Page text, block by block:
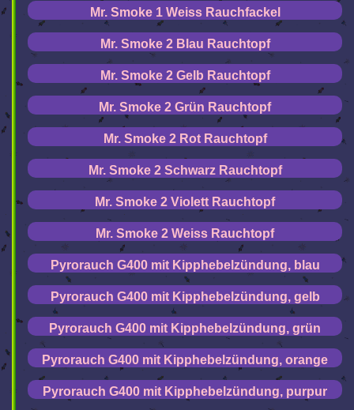
Mr. Smoke 1 Weiss Rauchfackel
Mr. Smoke 2 Blau Rauchtopf
Mr. Smoke 2 Gelb Rauchtopf
Mr. Smoke 2 Grün Rauchtopf
Mr. Smoke 2 Rot Rauchtopf
Mr. Smoke 2 Schwarz Rauchtopf
Mr. Smoke 2 Violett Rauchtopf
Mr. Smoke 2 Weiss Rauchtopf
Pyrorauch G400 mit Kipphebelzündung, blau
Pyrorauch G400 mit Kipphebelzündung, gelb
Pyrorauch G400 mit Kipphebelzündung, grün
Pyrorauch G400 mit Kipphebelzündung, orange
Pyrorauch G400 mit Kipphebelzündung, purpur